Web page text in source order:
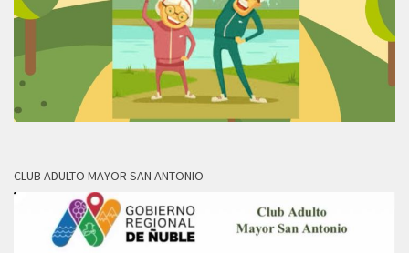
CLUB ADULTO MAYOR SAN ANTONIO